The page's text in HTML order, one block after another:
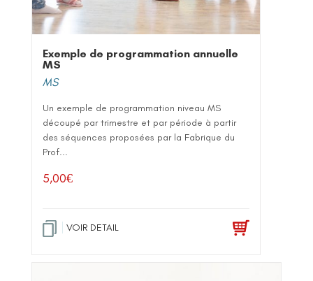
Exemple de programmation annuelle
MS
MS
Un exemple de programmation niveau MS
découpé par trimestre et par période à partir
des séquences proposées par la Fabrique du
Prof...
5,00€
VOIR DETAIL